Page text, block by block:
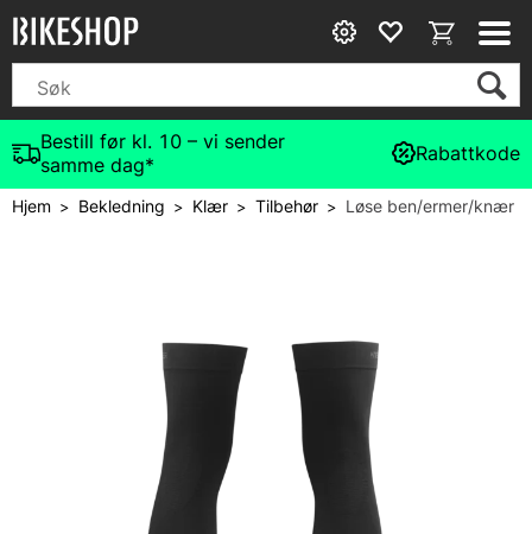
Bestill før kl. 10 – vi sender
samme dag*
Rabattkode
Hjem> Bekledning > Klær>Tilbehør> Løse ben/ermer/knær